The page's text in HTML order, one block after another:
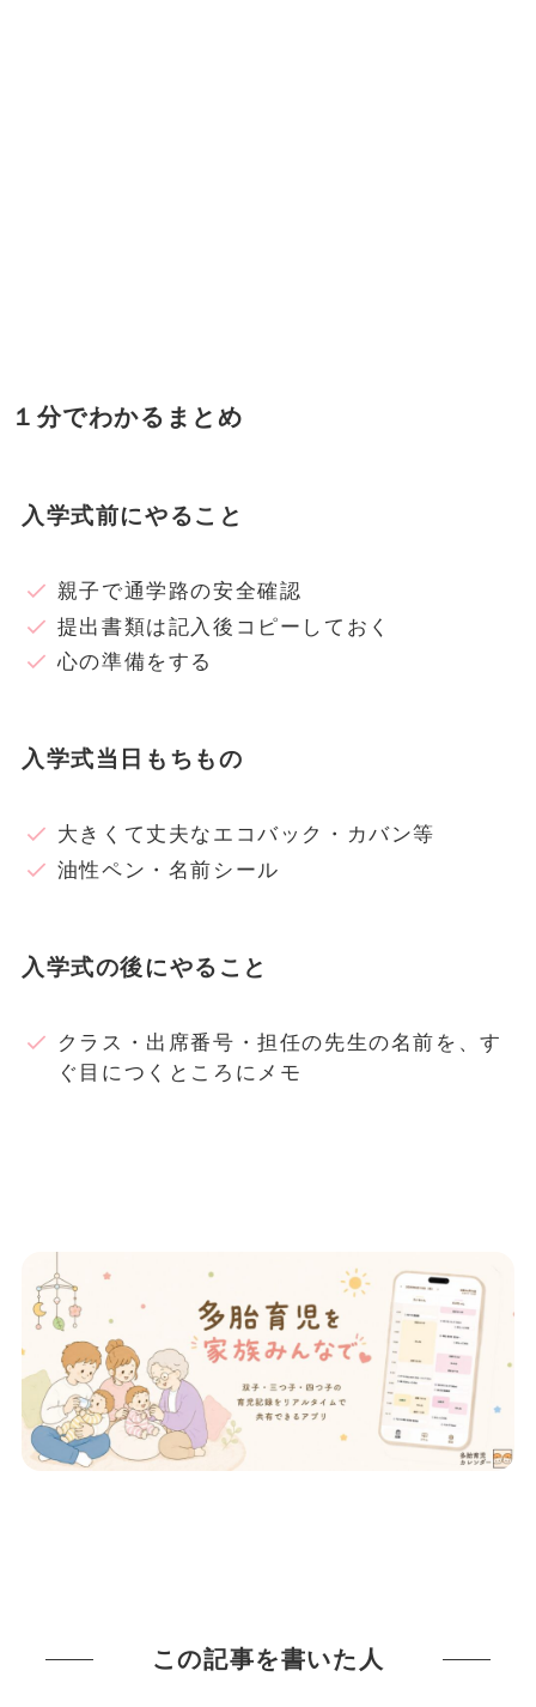
１分でわかるまとめ
入学式前にやること
親子で通学路の安全確認
提出書類は記入後コピーしておく
心の準備をする
入学式当日もちもの
大きくて丈夫なエコバック・カバン等
油性ペン・名前シール
入学式の後にやること
クラス・出席番号・担任の先生の名前を、す
ぐ目につくところにメモ
この記事を書いた人